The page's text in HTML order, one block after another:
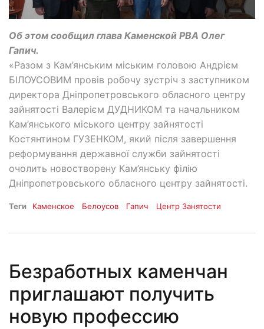
Об этом сообщил глава Каменской РВА Олег
Гапич.
«Разом з Кам’янським міським головою Андрієм
БІЛОУСОВИМ провів робочу зустріч з заступником
директора Дніпропетровського обласного центру
зайнятості Валерієм ДУДНИКОМ та начальником
Кам’янського міського центру зайнятості
Костянтином ГУЗЕНКОМ, який після завершення
реформування державної служби зайнятості
очолить новостворену Кам’янську філію
Дніпропетровського обласного центру зайнятості.
Теги Каменское Белоусов Гапич Центр Занятости
Безработных каменчан
приглашают получить
новую профессию